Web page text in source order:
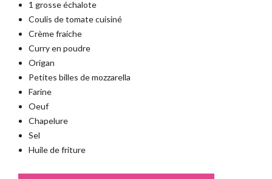
1 grosse échalote
Coulis de tomate cuisiné
Crème fraiche
Curry en poudre
Origan
Petites billes de mozzarella
Farine
Oeuf
Chapelure
Sel
Huile de friture